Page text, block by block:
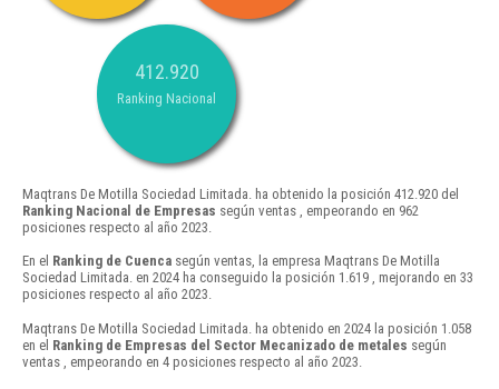
412.920
Ranking Nacional
Maqtrans De Motilla Sociedad Limitada. ha obtenido la posición 412.920 del
Ranking Nacional de Empresas según ventas , empeorando en 962
posiciones respecto al año 2023.
En el Ranking de Cuenca según ventas, la empresa Maqtrans De Motilla
Sociedad Limitada. en 2024 ha conseguido la posición 1.619 , mejorando en 33
posiciones respecto al año 2023.
Maqtrans De Motilla Sociedad Limitada. ha obtenido en 2024 la posición 1.058
en el Ranking de Empresas del Sector Mecanizado de metales según
ventas , empeorando en 4 posiciones respecto al año 2023.